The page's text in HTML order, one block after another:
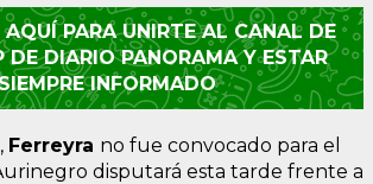
PARA UNIRTE AL CANAL DE
DE DIARIO PANORAMA Y ESTAR
INFORMADO
Ferreyra no fue convocado para el
disputará esta tarde frente a